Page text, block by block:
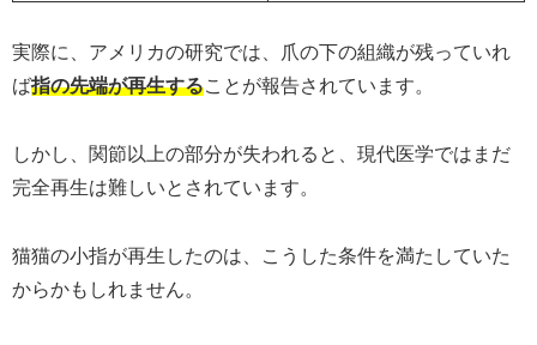
実際に、アメリカの研究では、爪の下の組織が残っていれ
ば指の先端が再生することが報告されています。
しかし、関節以上の部分が失われると、現代医学ではまだ
完全再生は難しいとされています。
猫猫の小指が再生したのは、こうした条件を満たしていた
からかもしれません。